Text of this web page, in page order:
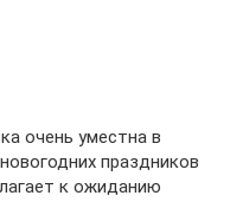
очень уместна в
праздников
к ожиданию